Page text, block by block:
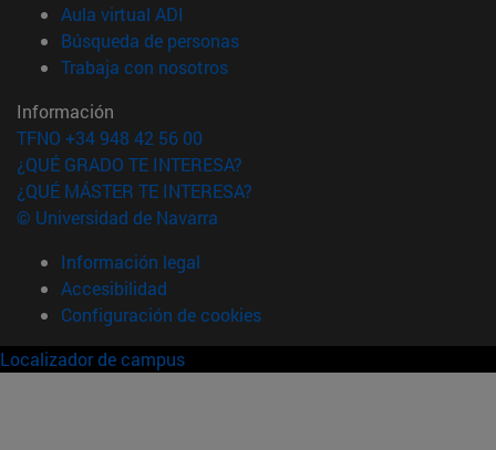
Aula virtual ADI
Búsqueda de personas(abre en nueva ventana)
Trabaja con nosotros(abre en nueva ventana)
Información
TFNO +34 948 42 56 00
¿QUÉ GRADO TE INTERESA?
¿QUÉ MÁSTER TE INTERESA?
© Universidad de Navarra
Información legal
Accesibilidad
Configuración de cookies
Localizador de campus